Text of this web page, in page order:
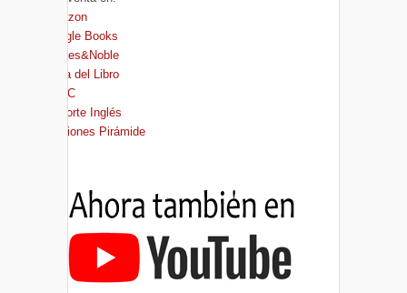
Amazon
Google Books
Barnes&Noble
Casa del Libro
FNAC
El Corte Inglés
Ediciones Pirámide